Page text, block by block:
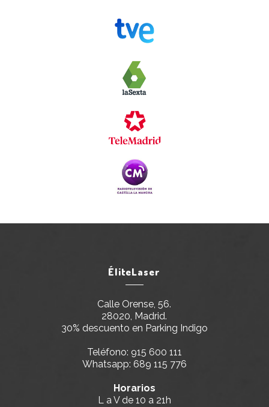
ÉliteLaser
Calle Orense, 56.
28020, Madrid.
30% descuento en Parking Indigo
Teléfono: 915 600 111
Whatsapp: 689 115 776
Horarios
L a V de 10 a 21h